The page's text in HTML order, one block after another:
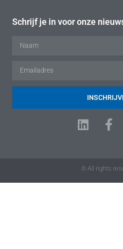
Schrijf je in voor onze
© All rights